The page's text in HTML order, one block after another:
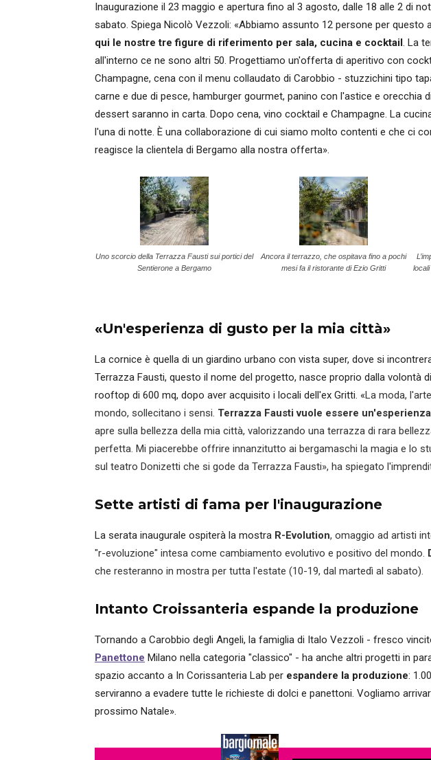
Inaugurazione il 23 maggio e apertura fino al 3 agosto, dalle 18 alle 2 di
sabato. Spiega Nicolò Vezzoli: «Abbiamo assunto 12 persone per questo
qui le nostre tre figure di riferimento per sala, cucina e cocktail. La
all'interno ce ne sono altri 50. Progettiamo un'offerta di aperitivo con
Champagne, cena con il menu collaudato di Carobbio - stuzzichini tipo
carne e due di pesce, hamburger gourmet, panino con l'astice e orecchia
dessert saranno in carta. Dopo cena, vino cocktail e Champagne. La
l'una di notte. È una collaborazione di cui siamo molto contenti e che ci
reagisce la clientela di Bergamo alla nostra offerta».
Uno scorcio della Terrazza Fausti sui portici del
Sentierone a Bergamo
Ancora il terrazzo, che ospitava fino a pochi
mesi fa il ristorante di Ezio Gritti
«Un'esperienza di gusto per la mia città»
La cornice è quella di un giardino urbano con vista super, dove si
Terrazza Fausti, questo il nome del progetto, nasce proprio dalla volontà
rooftop di 600 mq, dopo aver acquisito i locali dell'ex Gritti. «La moda,
mondo, sollecitano i sensi. Terrazza Fausti vuole essere
apre sulla bellezza della mia città, valorizzando una terrazza di rara
perfetta. Mi piacerebbe offrire innanzitutto ai bergamaschi la magia e lo
sul teatro Donizetti che si gode da Terrazza Fausti», ha spiegato
Sette artisti di fama per l'inaugurazione
La serata inaugurale ospiterà la mostra R-Evolution, omaggio ad artisti
"r-evoluzione" intesa come cambiamento evolutivo e positivo del mondo.
che resteranno in mostra per tutta l'estate (10-19, dal martedì al sabato).
Intanto Croissanteria espande la produzione
Tornando a Carobbio degli Angeli, la famiglia di Italo Vezzoli - fresco
Panettone Milano nella categoria "classico" - ha anche altri progetti in
spazio accanto a In Corissanteria Lab per espandere la produzione:
serviranno a evadere tutte le richieste di dolci e panettoni. Vogliamo
prossimo Natale».